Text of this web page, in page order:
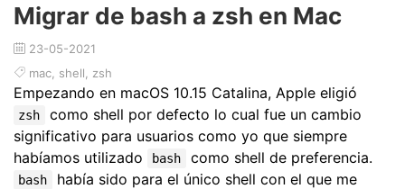
Migrar de bash a zsh en Mac
23-05-2021
mac shell zsh
Empezando en macOS 10.15 Catalina, Apple eligió
zsh
como shell por defecto lo cual fue un cambio
significativo para usuarios como yo que siempre
habíamos utilizado
bash como shell de preferencia.
bash
había sido para el único shell con el que me